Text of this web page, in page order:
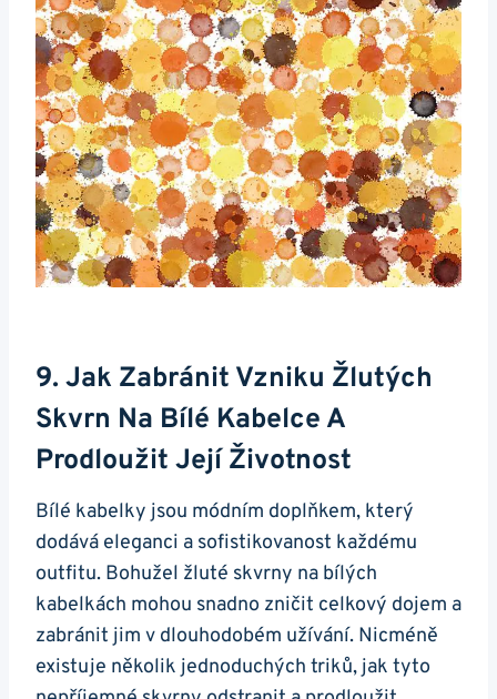
9. Jak Zabránit Vzniku Žlutých
Skvrn Na Bílé Kabelce​ A
Prodloužit Její Životnost
Bílé⁤ kabelky jsou módním ​doplňkem, který
dodává eleganci ‍a sofistikovanost každému
outfitu. Bohužel žluté skvrny na ⁤bílých
kabelkách mohou snadno zničit ⁢celkový⁢ dojem a
zabránit jim v dlouhodobém ⁤užívání. Nicméně
existuje několik ‍jednoduchých ​triků, jak tyto